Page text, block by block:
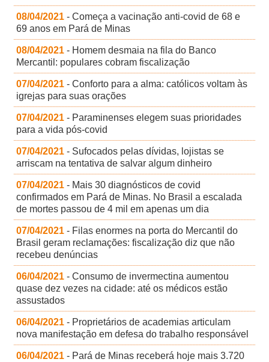
08/04/2021 - Começa a vacinação anti-covid de 68 e
69 anos em Pará de Minas
08/04/2021 - Homem desmaia na fila do Banco
Mercantil: populares cobram fiscalização
07/04/2021 - Conforto para a alma: católicos voltam às
igrejas para suas orações
07/04/2021 - Paraminenses elegem suas prioridades
para a vida pós-covid
07/04/2021 - Sufocados pelas dívidas, lojistas se
arriscam na tentativa de salvar algum dinheiro
07/04/2021 - Mais 30 diagnósticos de covid
confirmados em Pará de Minas. No Brasil a escalada
de mortes passou de 4 mil em apenas um dia
07/04/2021 - Filas enormes na porta do Mercantil do
Brasil geram reclamações: fiscalização diz que não
recebeu denúncias
06/04/2021 - Consumo de invermectina aumentou
quase dez vezes na cidade: até os médicos estão
assustados
06/04/2021 - Proprietários de academias articulam
nova manifestação em defesa do trabalho responsável
06/04/2021 - Pará de Minas receberá hoje mais 3.720